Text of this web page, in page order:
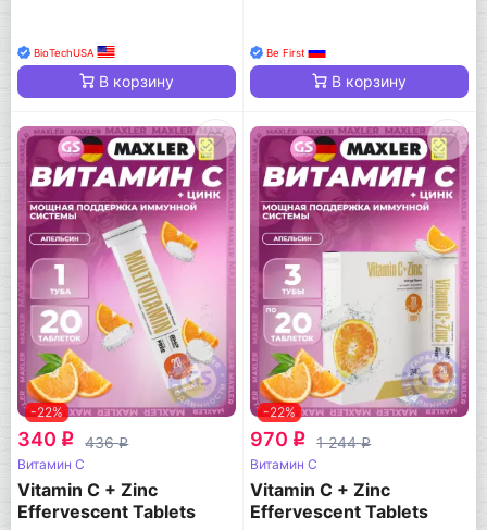
BioTechUSA
В корзину
Be First
В корзину
-22%
340 q 436q
Витамин C
Vitamin C + Zinc
Effervescent Tablets
-22%
970 q 1 244q
Витамин C
Vitamin C + Zinc
Effervescent Tablets